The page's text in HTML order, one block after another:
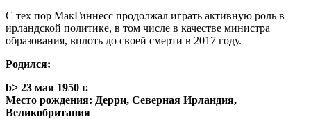
С тех пор МакГиннесс продолжал играть активную роль в
ирландской политике, в том числе в качестве министра
образования, вплоть до своей смерти в 2017 году.
Родился:
b> 23 мая 1950 г.
Место рождения: Дерри, Северная Ирландия,
Великобритания